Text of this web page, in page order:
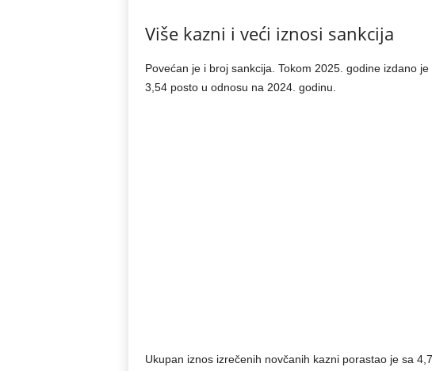
Više kazni i veći iznosi sankcija
Povećan je i broj sankcija. Tokom 2025. godine izdano je
3,54 posto u odnosu na 2024. godinu.
Ukupan iznos izrečenih novčanih kazni porastao je sa